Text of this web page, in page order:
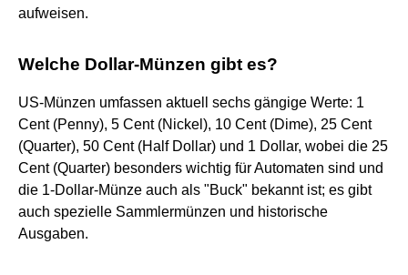
aufweisen.
Welche Dollar-Münzen gibt es?
US-Münzen umfassen aktuell sechs gängige Werte: 1
Cent (Penny), 5 Cent (Nickel), 10 Cent (Dime), 25 Cent
(Quarter), 50 Cent (Half Dollar) und 1 Dollar, wobei die 25
Cent (Quarter) besonders wichtig für Automaten sind und
die 1-Dollar-Münze auch als "Buck" bekannt ist; es gibt
auch spezielle Sammlermünzen und historische
Ausgaben.